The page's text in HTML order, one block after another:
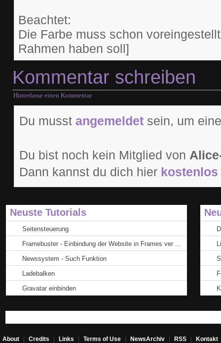
Beachtet:
Die Farbe muss schon
Rahmen haben soll]
Kommentar schreiben
Hinterlasse einen Kommentar
Du musst angemeldet sein, um
Du bist noch kein Mitglied von
Dann kannst du dich hier
Neuste Tutorials
Seitensteuerung
Framebuster - Einbindung der Website in Frames ver ...
Newssystem - Such Funktion
Ladebalken
Gravatar einbinden
About Credits Links Terms of Use NewsArchiv RSS Kontakt